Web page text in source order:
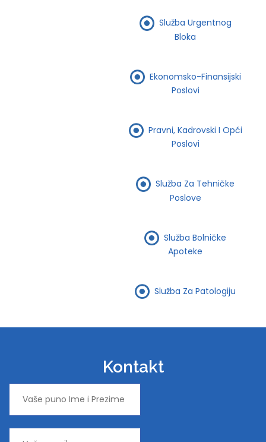
Služba Urgentnog
Bloka
Ekonomsko-Finansijski
Poslovi
Pravni, Kadrovski I Opći
Poslovi
Služba Za Tehničke
Poslove
Služba Bolničke
Apoteke
Služba Za Patologiju
Kontakt